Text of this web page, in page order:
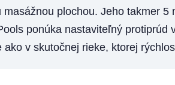
plochou. Jeho takmer
ponúka nastaviteľný
v skutočnej rieke, ktorej